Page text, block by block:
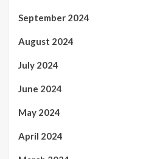
September 2024
August 2024
July 2024
June 2024
May 2024
April 2024